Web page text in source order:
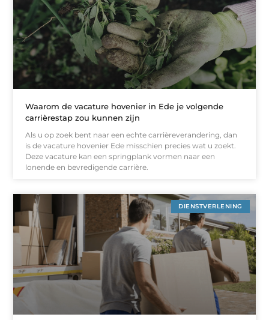
Waarom de vacature hovenier in Ede je volgende
carrièrestap zou kunnen zijn
Als u op zoek bent naar een echte carrièreverandering, dan
is de vacature hovenier Ede misschien precies wat u zoekt.
Deze vacature kan een springplank vormen naar een
lonende en bevredigende carrière.
DIENSTVERLENING